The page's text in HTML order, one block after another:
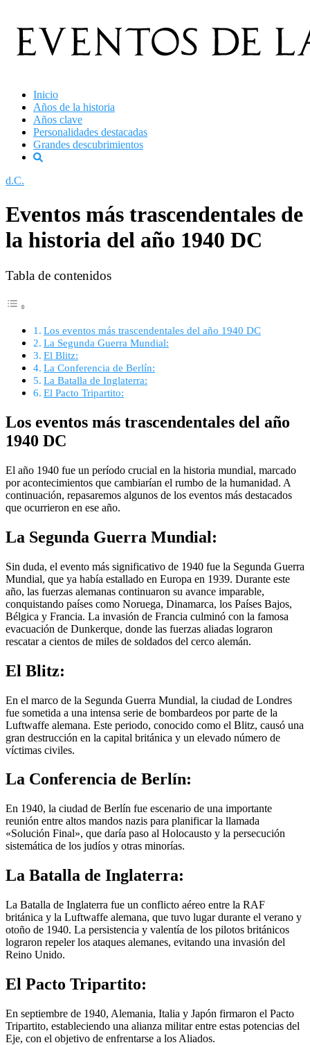
contenido
Inicio
Años de la historia
Años clave
Personalidades destacadas
Grandes descubrimientos
d.C.
Eventos más trascendentales de
la historia del año 1940 DC
Tabla de contenidos
Los eventos más trascendentales del año 1940 DC
La Segunda Guerra Mundial:
El Blitz:
La Conferencia de Berlín:
La Batalla de Inglaterra:
El Pacto Tripartito:
Los eventos más trascendentales del año
1940 DC
El año 1940 fue un período crucial en la historia mundial, marcado
por acontecimientos que cambiarían el rumbo de la humanidad. A
continuación, repasaremos algunos de los eventos más destacados
que ocurrieron en ese año.
La Segunda Guerra Mundial:
Sin duda, el evento más significativo de 1940 fue la Segunda Guerra
Mundial, que ya había estallado en Europa en 1939. Durante este
año, las fuerzas alemanas continuaron su avance imparable,
conquistando países como Noruega, Dinamarca, los Países Bajos,
Bélgica y Francia. La invasión de Francia culminó con la famosa
evacuación de Dunkerque, donde las fuerzas aliadas lograron
rescatar a cientos de miles de soldados del cerco alemán.
El Blitz:
En el marco de la Segunda Guerra Mundial, la ciudad de Londres
fue sometida a una intensa serie de bombardeos por parte de la
Luftwaffe alemana. Este periodo, conocido como el Blitz, causó una
gran destrucción en la capital británica y un elevado número de
víctimas civiles.
La Conferencia de Berlín:
En 1940, la ciudad de Berlín fue escenario de una importante
reunión entre altos mandos nazis para planificar la llamada
«Solución Final», que daría paso al Holocausto y la persecución
sistemática de los judíos y otras minorías.
La Batalla de Inglaterra:
La Batalla de Inglaterra fue un conflicto aéreo entre la RAF
británica y la Luftwaffe alemana, que tuvo lugar durante el verano y
otoño de 1940. La persistencia y valentía de los pilotos británicos
lograron repeler los ataques alemanes, evitando una invasión del
Reino Unido.
El Pacto Tripartito:
En septiembre de 1940, Alemania, Italia y Japón firmaron el Pacto
Tripartito, estableciendo una alianza militar entre estas potencias del
Eje, con el objetivo de enfrentarse a los Aliados.